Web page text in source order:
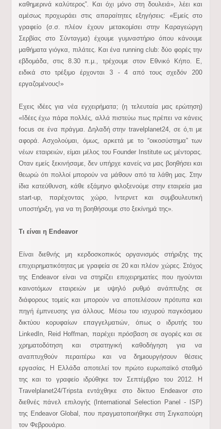
καθημερινά καλύτερος”. Και όχι μόνο στη δουλειά», λέει και
αμέσως προχωράει στις απαραίτητες εξηγήσεις: «Εμείς στο
γραφείο (σ.σ. πλέον έχουν μετακομίσει στην Καραγεώργη
Σερβίας στο Σύνταγμα) έχουμε γυμναστήριο όπου κάνουμε
μαθήματα γιόγκα, πιλάτες. Και ένα running club: δύο φορές την
εβδομάδα, στις 8.30 π.μ., τρέχουμε στον Εθνικό Κήπο. Ε,
ειδικά στο τρέξιμο έρχονται 3 - 4 από τους σχεδόν 200
εργαζομένους!»
Εχεις ιδέες για νέα εγχειρήματα; (η τελευταία μας ερώτηση)
«Ιδέες έχω πάρα πολλές, αλλά πιστεύω πως πρέπει να κάνεις
focus σε ένα πράγμα. Δηλαδή στην travelplanet24, σε ό,τι με
αφορά. Ασχολούμαι, όμως, αρκετά με το “οικοσύστημα” των
νέων εταιρειών, είμαι μέλος του Founder Institute ως μέντορας.
Οταν εμείς ξεκινήσαμε, δεν υπήρχε κανείς να μας βοηθήσει και
θεωρώ ότι πολλοί μπορούν να μάθουν από τα λάθη μας. Στην
ίδια κατεύθυνση, κάθε εξάμηνο φιλοξενούμε στην εταιρεία μια
start-up, παρέχοντας χώρο, Ιντερνετ και συμβουλευτική
υποστήριξη, για να τη βοηθήσουμε στο ξεκίνημά της».
Τι είναι η Endeavor
Είναι διεθνής μη κερδοσκοπικός οργανισμός στήριξης της
επιχειρηματικότητας με γραφεία σε 20 και πλέον χώρες. Στόχος
της Endeavor είναι να στηρίζει επιχειρηματίες που ηγούνται
καινοτόμων εταιρειών με υψηλό ρυθμό ανάπτυξης σε
διάφορους τομείς και μπορούν να αποτελέσουν πρότυπα και
πηγή έμπνευσης για άλλους. Μέσω του ισχυρού παγκόσμιου
δικτύου κορυφαίων επαγγελματιών, όπως ο ιδρυτής του
LinkedIn, Reid Hoffman, παρέχει πρόσβαση σε αγορές και σε
χρηματοδότηση και στρατηγική καθοδήγηση για να
αναπτυχθούν περαιτέρω και να δημιουργήσουν θέσεις
εργασίας. Η Ελλάδα αποτελεί τον πρώτο ευρωπαϊκό σταθμό
της και το γραφείο ιδρύθηκε τον Σεπτέμβριο του 2012. H
Travelplanet24/Tripsta εντάχθηκε στο δίκτυο Endeavor στο
διεθνές πάνελ επιλογής (International Selection Panel - ISP)
της Endeavor Global, που πραγματοποιήθηκε στη Σιγκαπούρη
τον Φεβρουάριο.